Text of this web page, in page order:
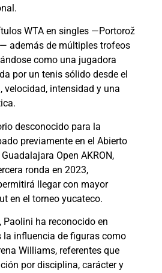
WTA en singles —Portorož
además de múltiples trofeos
como una jugadora
por un tenis sólido desde el
velocidad, intensidad y una
desconocido para la
previamente en el Abierto
Open AKRON,
ronda en 2023,
llegar con mayor
en el torneo yucateco.
Paolini ha reconocido en
influencia de figuras como
Williams, referentes que
por disciplina, carácter y